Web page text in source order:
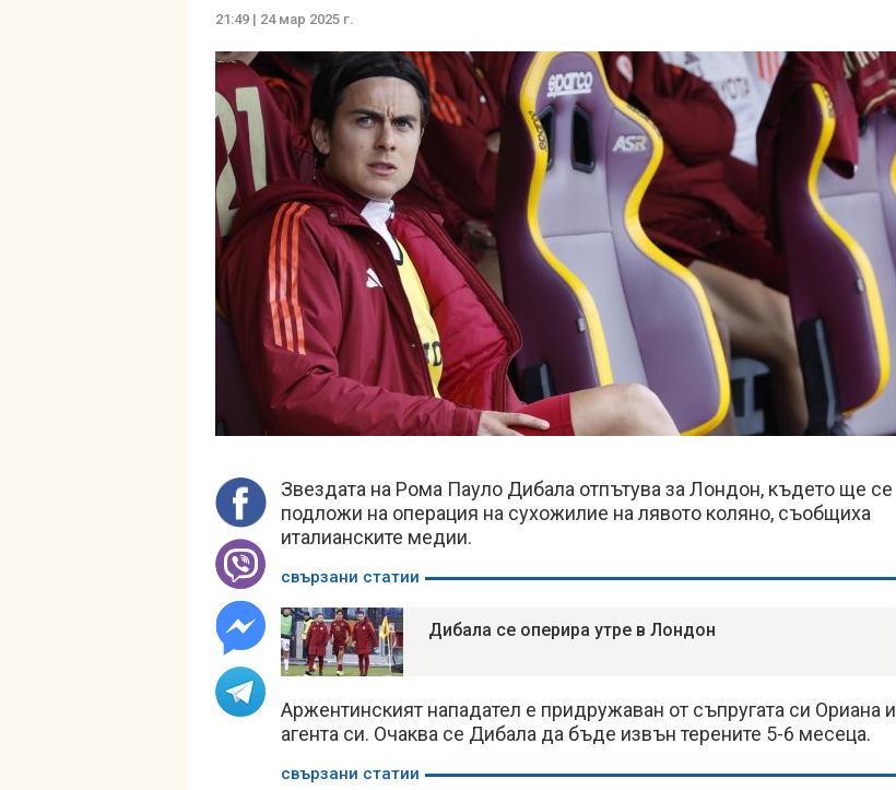
21:49 | 24 мар 2025 г.
Звездата на Рома Пауло Дибала отпътува за Лондон, където ще се
подложи на операция на сухожилие на лявото коляно, съобщиха
италианските медии.
свързани статии
Дибала се оперира утре в Лондон
Аржентинският нападател е придружаван от съпругата си Ориана и
агента си. Очаква се Дибала да бъде извън терените 5-6 месеца.
свързани статии